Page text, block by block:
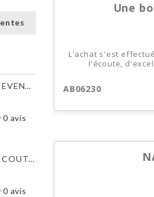
NAPPE ENDUITE EVENTAILS...
0 avis
NAPPE ENDUITE COUTIL DE...
0 avis
Une
L'achat s'est
l'écoute,
AB06230